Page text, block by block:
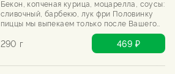
Бекон, копченая курица, моцарелла, соусы:
сливочный, барбекю, лук фри Половинку
пиццы мы выпекаем только после Вашего
290 г 469 ₽